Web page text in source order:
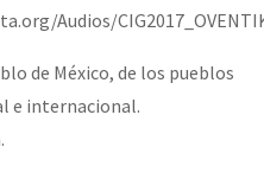
Audios/
de México, de los pueblos
e internacional.